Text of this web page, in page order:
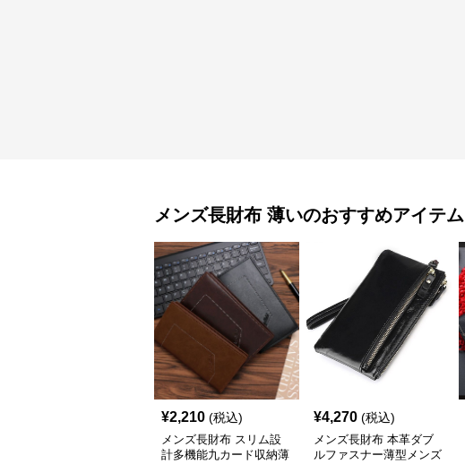
メンズ長財布 薄いのおすすめアイテム
¥2,210 (税込)
メンズ長財布 スリム設
計多機能九カード収納薄
¥4,270 (税込)
メンズ長財布 本革ダブ
ルファスナー薄型メンズ